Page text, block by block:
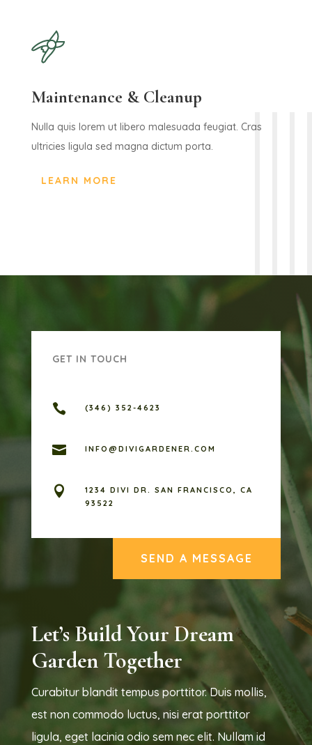
Maintenance & Cleanup
Nulla quis lorem ut libero malesuada feugiat. Cras
ultricies ligula sed magna dictum porta.
LEARN MORE
GET IN TOUCH
 (346) 352-4623
 INFO@DIVIGARDENER.COM

1234 DIVI DR. SAN FRANCISCO, CA
93522
SEND A MESSAGE
Let’s Build Your Dream
Garden Together
Curabitur blandit tempus porttitor. Duis mollis,
est non commodo luctus, nisi erat porttitor
ligula, eget lacinia odio sem nec elit. Nullam id